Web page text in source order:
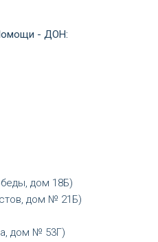
- ДОН:
дом 18Б)
дом № 21Б)
дом № 53Г)